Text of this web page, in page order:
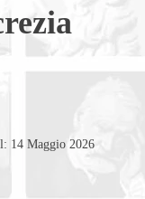
14 Maggio 2026